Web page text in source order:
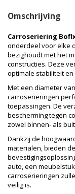
Omschrijving
Carroseriering
onderdeel voor elke
bezighoudt met het
constructies. Deze
optimale stabiliteit
Met een diameter
carroserieringen
toepassingen. De
bescherming tegen
zowel binnen- als
Dankzij de
materialen, bieden
auto, een
carroserieringen
veilig is.